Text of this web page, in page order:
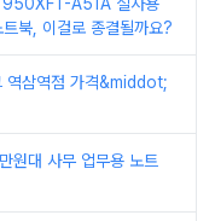
북, 이걸로 종결될까요?
역삼역점 가격&middot;
대 사무 업무용 노트